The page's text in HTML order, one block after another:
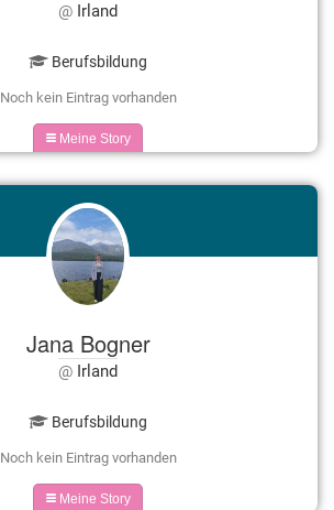
Irland
Berufsbildung
Noch kein Eintrag vorhanden
Meine Story
Jana Bogner
Irland
Berufsbildung
Noch kein Eintrag vorhanden
Meine Story